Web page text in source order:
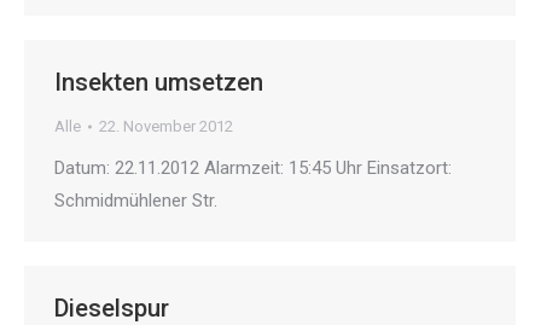
Insekten umsetzen
Alle 22. November 2012
Datum: 22.11.2012 Alarmzeit: 15:45 Uhr Einsatzort:
Schmidmühlener Str.
Dieselspur